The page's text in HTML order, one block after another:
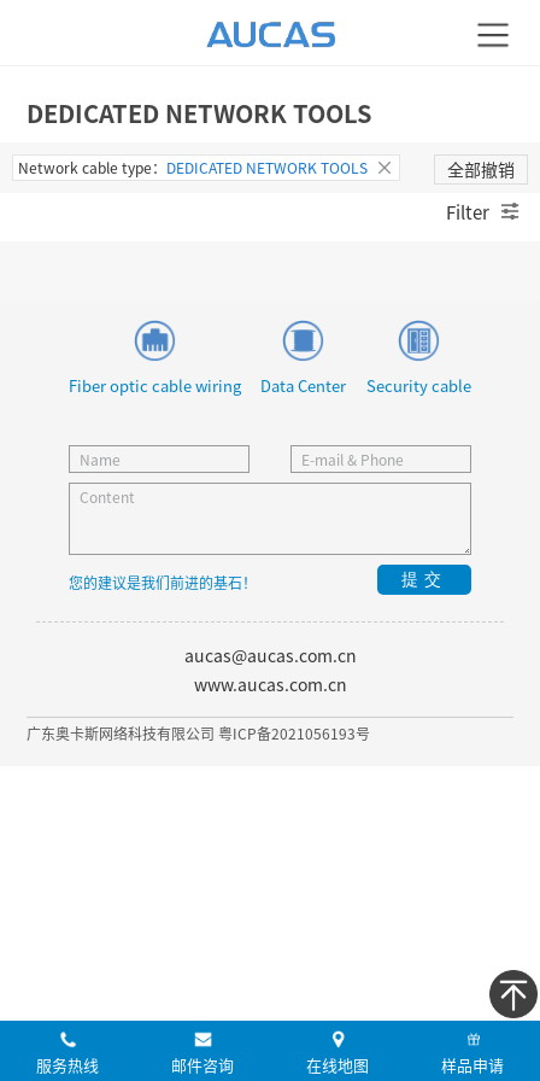
DEDICATED NETWORK TOOLS
Network cable type： DEDICATED NETWORK TOOLS 全部撤销
Filter
Fiber optic cable wiring Data Center Security cable
您的建议是我们前进的基石！ 提交
aucas@aucas.com.cn
www.aucas.com.cn
广东奥卡斯网络科技有限公司 粤ICP备2021056193号
服务热线 邮件咨询 在线地图 样品申请